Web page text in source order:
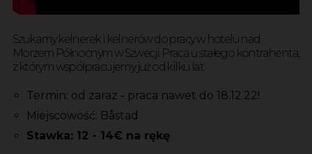
Szukamy kelnerek i kelnerów do pracy w hotelu nad
Morzem Północnym w Szwecji. Praca u stałego kontrahenta,
z którym współpracujemy już od kilku lat.
Termin: od zaraz - praca nawet do 18.12.22!
Miejscowość: Båstad
Stawka: 12 - 14€ na rękę